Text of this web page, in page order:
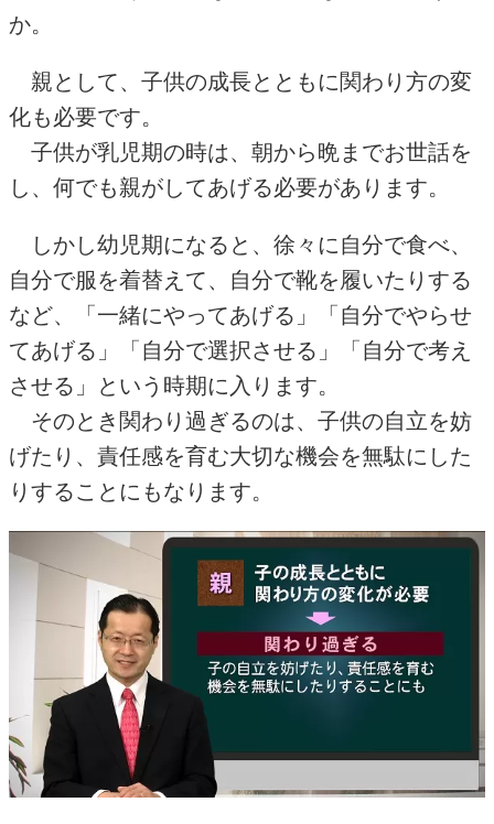
か。
親として、子供の成長とともに関わり方の変
化も必要です。
子供が乳児期の時は、朝から晩までお世話を
し、何でも親がしてあげる必要があります。
しかし幼児期になると、徐々に自分で食べ、
自分で服を着替えて、自分で靴を履いたりする
など、「一緒にやってあげる」「自分でやらせ
てあげる」「自分で選択させる」「自分で考え
させる」という時期に入ります。
そのとき関わり過ぎるのは、子供の自立を妨
げたり、責任感を育む大切な機会を無駄にした
りすることにもなります。